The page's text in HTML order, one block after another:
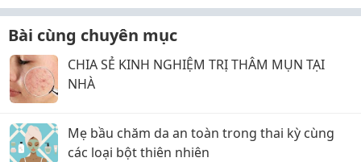
Bài cùng chuyên mục
CHIA SẺ KINH NGHIỆM TRỊ THÂM MỤN TẠI
NHÀ
Mẹ bầu chăm da an toàn trong thai kỳ cùng
các loại bột thiên nhiên